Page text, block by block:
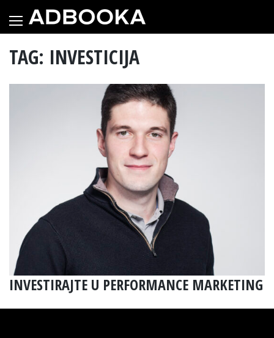
content
TAG: INVESTICIJA
INVESTIRAJTE U PERFORMANCE MARKETING